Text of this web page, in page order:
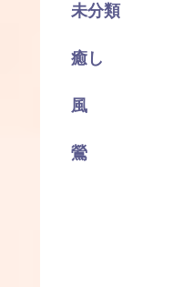
未分類
癒し
風
鶯